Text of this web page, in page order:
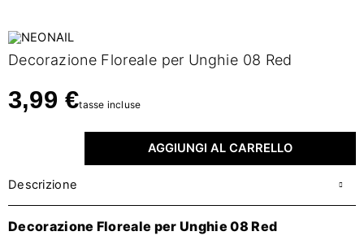
Decorazione Floreale per Unghie 08 Red
3,99 €tasse incluse
AGGIUNGI AL CARRELLO
Descrizione
Decorazione Floreale per Unghie 08 Red